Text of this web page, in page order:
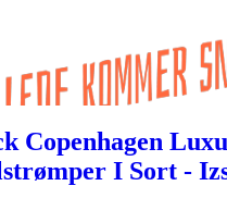
Copenhagen
I Sort -